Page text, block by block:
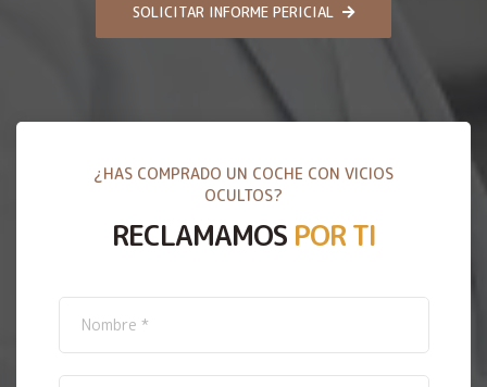
SOLICITAR INFORME PERICIAL
¿HAS COMPRADO UN COCHE CON VICIOS
OCULTOS?
RECLAMAMOS POR TI